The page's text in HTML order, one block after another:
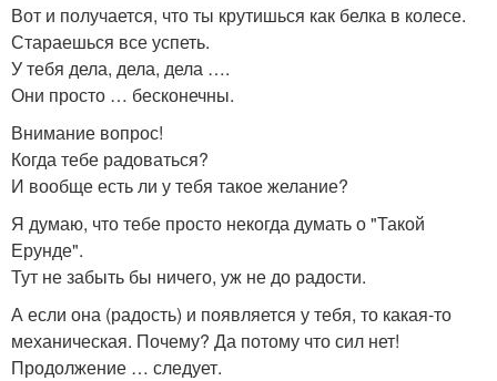
Вот и получается, что ты крутишься как белка в колесе.
Стараешься все успеть.
У тебя дела, дела, дела ….
Они просто … бесконечны.
Внимание вопрос!
Когда тебе радоваться?
И вообще есть ли у тебя такое желание?
Я думаю, что тебе просто некогда думать о "Такой
Ерунде".
Тут не забыть бы ничего, уж не до радости.
А если она (радость) и появляется у тебя, то какая-то
механическая. Почему? Да потому что сил нет!
Продолжение … следует.